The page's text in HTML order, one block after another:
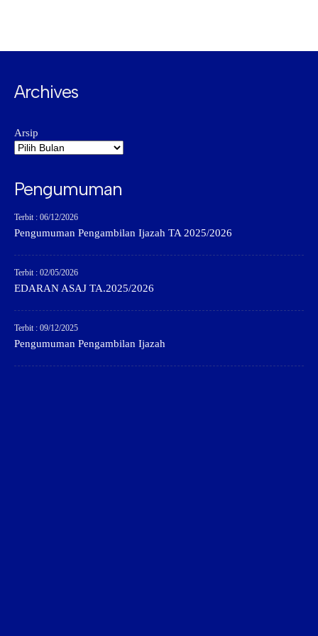
Archives
Arsip
Pengumuman
Terbit : 06/12/2026
Pengumuman Pengambilan Ijazah TA 2025/2026
Terbit : 02/05/2026
EDARAN ASAJ TA.2025/2026
Terbit : 09/12/2025
Pengumuman Pengambilan Ijazah